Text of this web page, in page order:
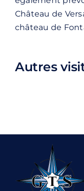
Château de
château de
Autres